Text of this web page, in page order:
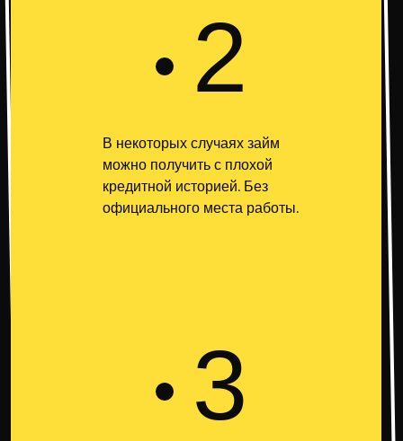
2
В некоторых случаях займ
можно получить с плохой
кредитной историей. Без
официального места работы.
3